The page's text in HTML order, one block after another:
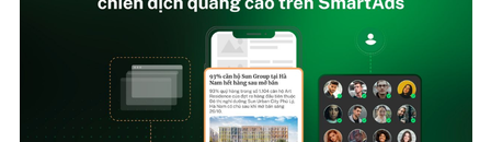
Doanh nghiệp
Thông tin doanh nghiệp
Công nghệ
Sành điệu